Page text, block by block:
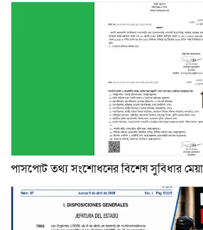
পাসপোর্ট তথ্য সংশোধনের বিশেষ সুবিধার